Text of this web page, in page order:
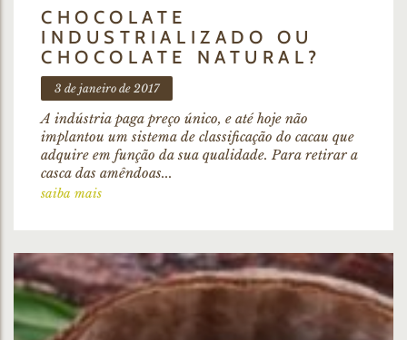
CHOCOLATE
INDUSTRIALIZADO OU
CHOCOLATE NATURAL?
3 de janeiro de 2017
A indústria paga preço único, e até hoje não
implantou um sistema de classificação do cacau que
adquire em função da sua qualidade. Para retirar a
casca das amêndoas...
saiba mais